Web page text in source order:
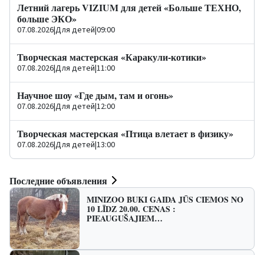
Летний лагерь VIZIUM для детей «Больше ТЕХНО,
больше ЭКО»
07.08.2026|Для детей|09:00
Творческая мастерская «Каракули-котики»
07.08.2026|Для детей|11:00
Научное шоу «Где дым, там и огонь»
07.08.2026|Для детей|12:00
Творческая мастерская «Птица влетает в физику»
07.08.2026|Для детей|13:00
Последние объявления
MINIZOO BUKI GAIDA JŪS CIEMOS NO
10 LĪDZ 20.00. CENAS :
PIEAUGUŠAJIEM…